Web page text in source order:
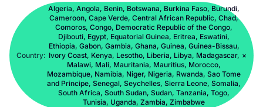
Country:
Algeria, Angola, Benin, Botswana, Burkina Faso, Burundi,
Cameroon, Cape Verde, Central African Republic, Chad,
Comoros, Congo, Democratic Republic of the Congo,
Djibouti, Egypt, Equatorial Guinea, Eritrea, Eswatini,
Ethiopia, Gabon, Gambia, Ghana, Guinea, Guinea-Bissau,
Ivory Coast, Kenya, Lesotho, Liberia, Libya, Madagascar,
Malawi, Mali, Mauritania, Mauritius, Morocco,
Mozambique, Namibia, Niger, Nigeria, Rwanda, Sao Tome
and Principe, Senegal, Seychelles, Sierra Leone, Somalia,
South Africa, South Sudan, Sudan, Tanzania, Togo,
Tunisia, Uganda, Zambia, Zimbabwe
×